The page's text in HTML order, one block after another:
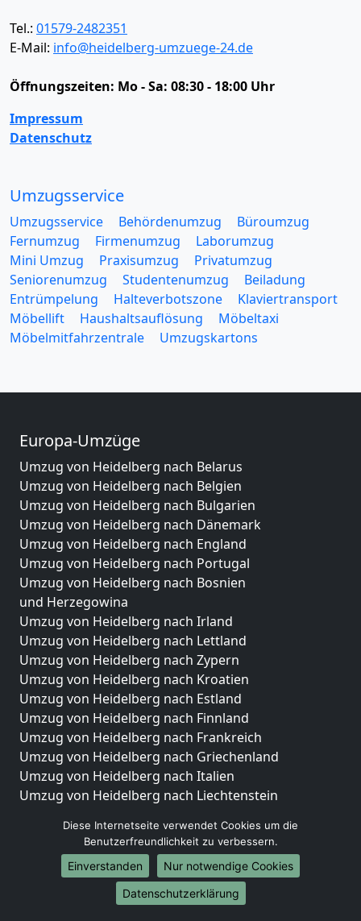
Tel.: 01579-2482351
E-Mail: info@heidelberg-umzuege-24.de
Öffnungszeiten: Mo - Sa: 08:30 - 18:00 Uhr
Impressum
Datenschutz
Umzugsservice
Umzugsservice Behördenumzug
Büroumzug
Fernumzug
Firmenumzug
Laborumzug
Mini Umzug
Praxisumzug
Privatumzug
Seniorenumzug
Studentenumzug
Beiladung
Entrümpelung
Halteverbotszone
Klaviertransport
Möbellift
Haushaltsauflösung
Möbeltaxi
Möbelmitfahrzentrale
Umzugskartons
Europa-Umzüge
Umzug von Heidelberg nach Belarus
Umzug von Heidelberg nach Belgien
Umzug von Heidelberg nach Bulgarien
Umzug von Heidelberg nach Dänemark
Umzug von Heidelberg nach England
Umzug von Heidelberg nach Portugal
Umzug von Heidelberg nach Bosnien
und Herzegowina
Umzug von Heidelberg nach Irland
Umzug von Heidelberg nach Lettland
Umzug von Heidelberg nach Zypern
Umzug von Heidelberg nach Kroatien
Umzug von Heidelberg nach Estland
Umzug von Heidelberg nach Finnland
Umzug von Heidelberg nach Frankreich
Umzug von Heidelberg nach Griechenland
Umzug von Heidelberg nach Italien
Umzug von Heidelberg nach Liechtenstein
Umzug von Heidelberg nach Niederlande
Umzug von Heidelberg nach Norwegen
Umzüge-Deutschlandweit
Diese Internetseite verwendet Cookies um die
Benutzerfreundlichkeit zu verbessern.
Einverstanden
Nur notwendige Cookies
Datenschutzerklärung